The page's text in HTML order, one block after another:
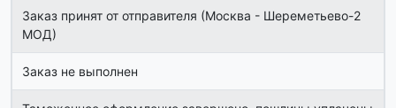
Заказ принят от отправителя (Москва - Шереметьево-2
МОД)
Заказ не выполнен